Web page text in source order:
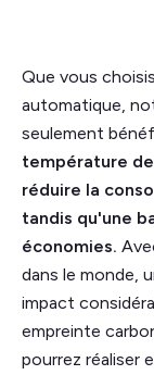
Que vous
automatique,
seulement
température
réduire la
tandis qu'une
économies.
dans le monde,
impact
empreinte
pourrez réaliser